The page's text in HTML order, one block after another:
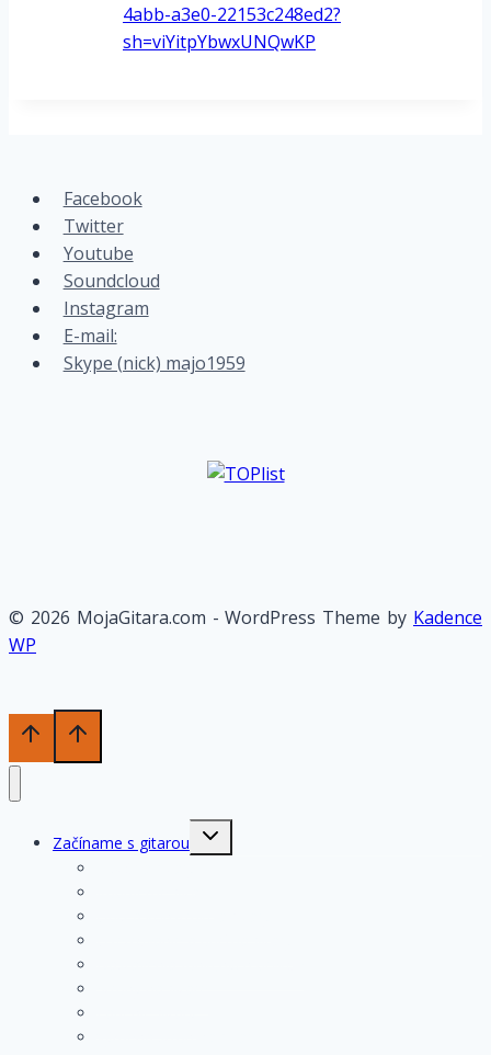
4abb-a3e0-22153c248ed2?
sh=viYitpYbwxUNQwKP
Facebook
Twitter
Youtube
Soundcloud
Instagram
E-mail:
Skype (nick) majo1959
© 2026 MojaGitara.com - WordPress Theme by Kadence
WP
Začíname s gitarou
Toggle
child